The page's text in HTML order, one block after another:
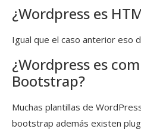
¿Wordpress es
Igual que el caso anterior eso
¿Wordpress es
Bootstrap?
Muchas plantillas de
bootstrap además existen